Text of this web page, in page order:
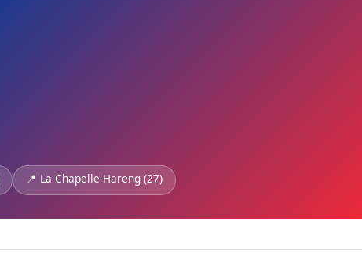
📍 La Chapelle-Hareng (27)